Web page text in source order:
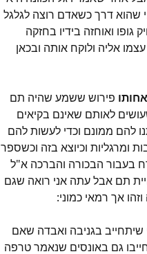
שהוא דרך כשאדם רוצה לגלגל
ואוחזה בידיו בחזקה
אליה ולוקח אותה ובכאן
פירוש ששמע שהיה תם
לאותם שאינם בקיאים
להם ממונם וכדי לעשות להם
ומרגליות וכיוצא בזה וכשספר
בעבור הבכורה והברכה א"ל
תם אבל עתה אני רואה שגם
אך רמאי כמוני:
שיתחייב בגניבה ואבדה שאם
גם באונסים שנאמר טרפה